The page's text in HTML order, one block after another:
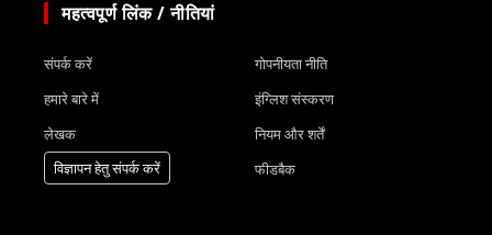
महत्वपूर्ण लिंक / नीतियां
संपर्क करें
हमारे बारे में
लेखक
विज्ञापन हेतु संपर्क करें
गोपनीयता नीति
इंग्लिश संस्करण
नियम और शर्तें
फीडबैक